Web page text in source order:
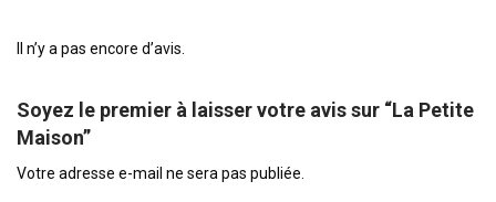
Il n’y a pas encore d’avis.
Soyez le premier à laisser votre avis sur “La Petite
Maison”
Votre adresse e-mail ne sera pas publiée.